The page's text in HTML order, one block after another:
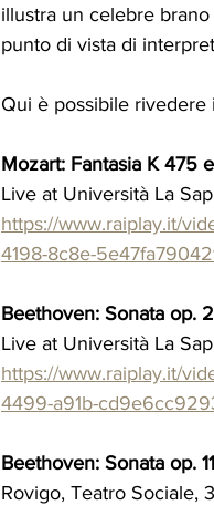
illustra un celebre
punto di vista di
Qui è possibile rivedere
Mozart: Fantasia K 475
Live at Università La
https://www.raiplay.it/
4198-8c8e-
Beethoven: Sonata op.
Live at Università La
https://www.raiplay.it/
4499-a91b-
Beethoven: Sonata op.
Rovigo, Teatro Sociale,